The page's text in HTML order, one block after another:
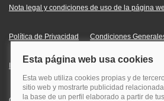
Nota legal y condiciones de uso de la página
Política de Privacidad Condiciones
Información Legal sobre Mercados en Línea